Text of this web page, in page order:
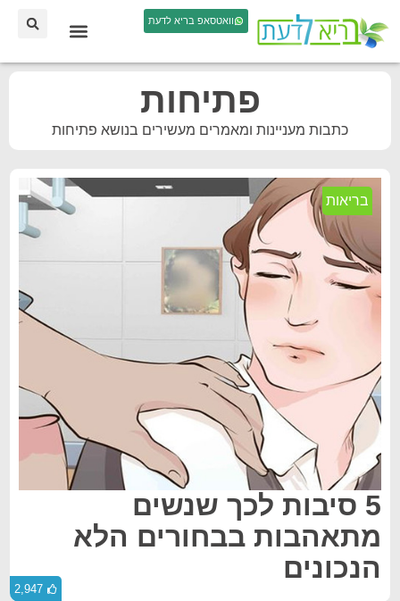
וואטסאפ בריא לדעת
פתיחות
כתבות מעניינות ומאמרים מעשירים בנושא פתיחות
בריאות
5 סיבות לכך שנשים
מתאהבות בבחורים הלא
הנכונים
2,947